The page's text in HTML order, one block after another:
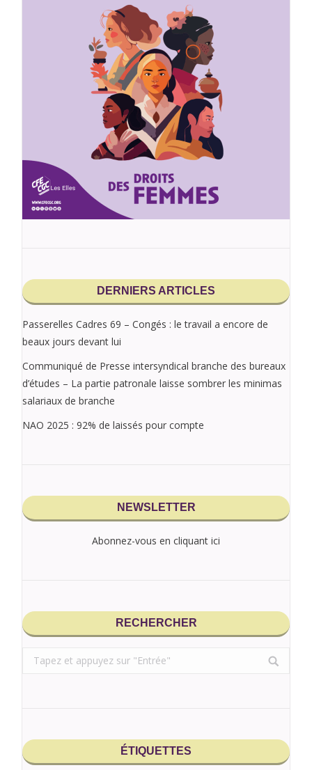
DERNIERS ARTICLES
Passerelles Cadres 69 – Congés : le travail a encore de
beaux jours devant lui
Communiqué de Presse intersyndical branche des bureaux
d’études – La partie patronale laisse sombrer les minimas
salariaux de branche
NAO 2025 : 92% de laissés pour compte
NEWSLETTER
Abonnez-vous en cliquant ici
RECHERCHER
Search:
ÉTIQUETTES